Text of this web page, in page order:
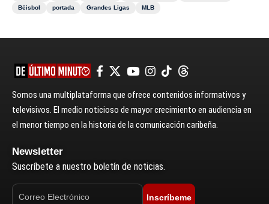
Béisbol
portada Grandes Ligas MLB
Somos una multiplataforma que ofrece contenidos informativos y
televisivos. El medio noticioso de mayor crecimiento en audiencia en
el menor tiempo en la historia de la comunicación caribeña.
Newsletter
Suscríbete a nuestro boletín de noticias.
Inscríbeme